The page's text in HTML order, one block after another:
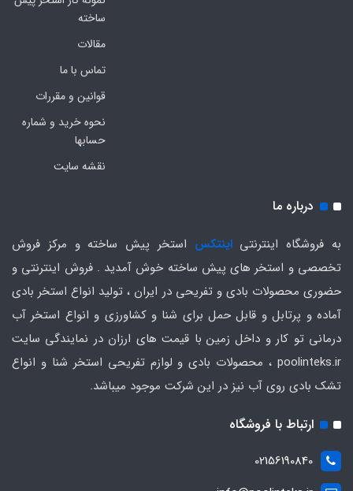
ساخته
مقالات
تماس با ما
قوانین و مقررات
نحوه خرید و شماره
حسابها
نقشه سایت
درباره ما
به فروشگاه اینترنتیاینتکس استخر پیش ساخته و مرکز فروش
تخصصی و استخر های پیش ساخته خوش آمدید . فروش اینترنتی و
حضوری محصولات بادی و تفریحی در ایران ، تولید انواع استخر بادی
آماده و پرتابل و قابل حمل برای شنا و کشاورزی و انواع استخر آب
درمانی تو کار و داخل زمین با قیمت های ارزان در نمایندگی سایت
poolinteks.ir ، محصولات بادی و لوازم تفریحی استخر شنا و انواع
تشک بادی روی آب نیز در این شرکت موجود میباشد.
ارتباط با فروشگاه
02156190840